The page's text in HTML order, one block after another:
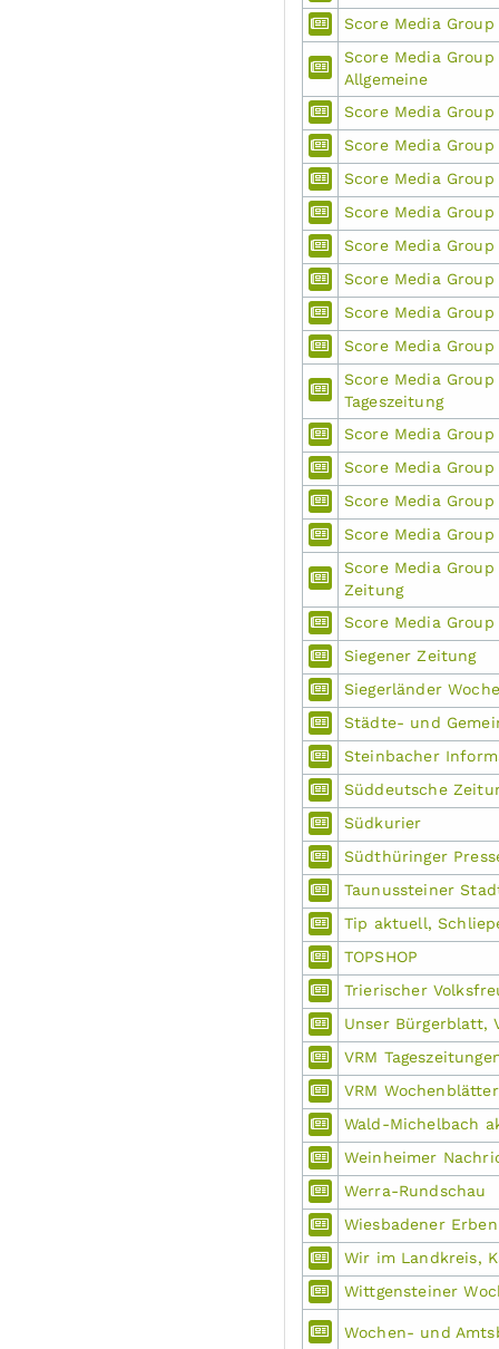
Score Media
Score Media
Allgemeine
Score Media
Score Media
Score Media
Score Media
Score Media
Score Media
Score Media
Score Media
Score Media
Tageszeitung
Score Media
Score Media
Score Media
Score Media Group
Score Media
Zeitung
Score Media
Siegener Zeitung
Siegerländer
Städte- und
Steinbacher
Süddeutsche
Südkurier
Südthüringer
Taunussteiner
Tip aktuell,
TOPSHOP
Trierischer
Unser Bürgerblatt,
VRM
VRM Wochenblätter
Wald-Michelbach
Weinheimer
Werra-Rundschau
Wiesbadener
Wir im Landkreis,
Wittgensteiner
Wochen- und